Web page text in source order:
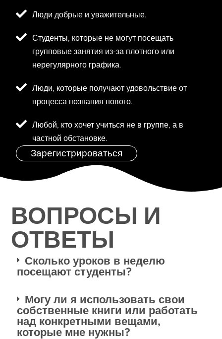
Люди добрые и уважительные.
Студенты, которые не могут посещать
групповые занятия из-за плотного или
нерегулярного графика.
Люди, которые получают удовольствие от
процесса познания нового.
Любой, кто хочет учиться не в группе, а в
частной обстановке.
Зарегистрироваться
ВОПРОСЫ И
ОТВЕТЫ
Сколько уроков в неделю
посещают студенты?
Могу ли я использовать свои
собственные книги или работать
над конкретными вещами,
которые мне нужны?